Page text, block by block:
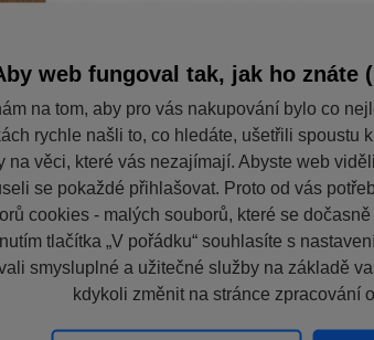
web fungoval tak, jak ho znáte
na tom, aby pro vás nakupování bylo co
rychle našli to, co hledáte, ušetřili spoustu
na věci, které vás nezajímají. Abyste web
se pokaždé přihlašovat. Proto od vás
cookies - malých souborů, které se
tlačítka „V pořádku“ souhlasíte s
smysluplné a užitečné služby na základě
kdykoli změnit na stránce zpracování